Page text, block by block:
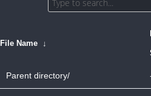
File Name ↓
Parent directory/